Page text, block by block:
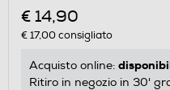
€ 14,90
€ 17,00consigliato
Acquisto online:
Ritiro in negozio in 30'